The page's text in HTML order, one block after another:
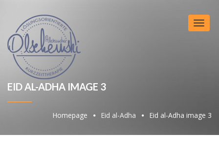
EID AL-ADHA IMAGE 3
Homepage Eid al-Adha Eid al-Adha image 3